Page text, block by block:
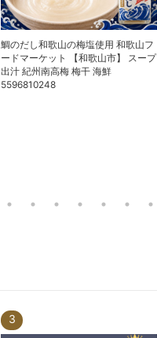
鯛のだし和歌山の梅塩使用 和歌山フ
ードマーケット 【和歌山市】 スープ
出汁 紀州南高梅 梅干 海鮮
5596810248
3